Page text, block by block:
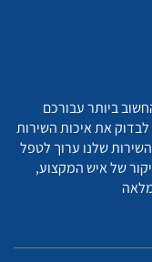
ביותר עבורכם
את איכות השירות
שלנו ערוך לטפל
של איש המקצוע,